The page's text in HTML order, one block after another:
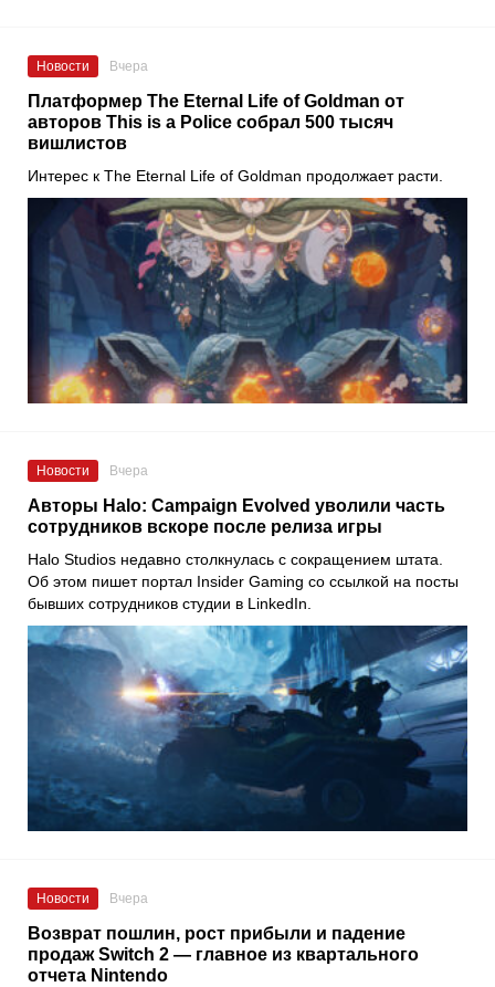
Новости Вчера
Платформер The Eternal Life of Goldman от
авторов This is a Police собрал 500 тысяч
вишлистов
Интерес к The Eternal Life of Goldman продолжает расти.
Новости Вчера
Авторы Halo: Campaign Evolved уволили часть
сотрудников вскоре после релиза игры
Halo Studios недавно столкнулась с сокращением штата.
Об этом пишет портал Insider Gaming со ссылкой на посты
бывших сотрудников студии в LinkedIn.
Новости Вчера
Возврат пошлин, рост прибыли и падение
продаж Switch 2 — главное из квартального
отчета Nintendo